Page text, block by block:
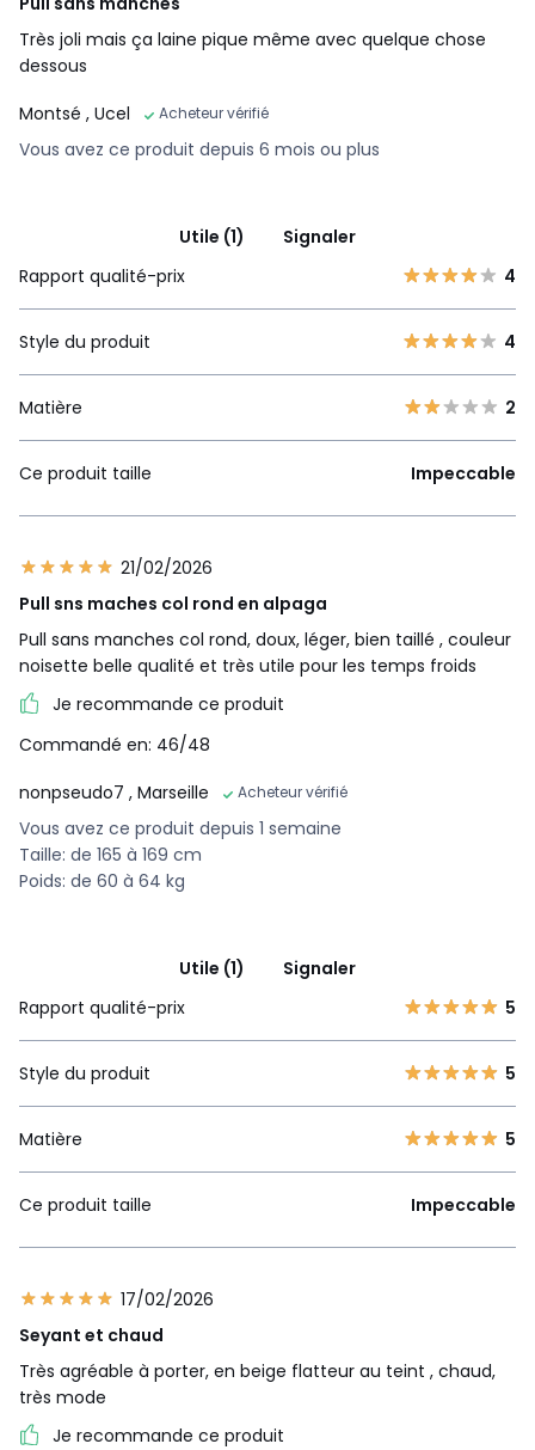
Très joli mais ça laine pique même avec quelque chose
dessous
Montsé , Ucel Acheteur vérifié
Vous avez ce produit depuis 6 mois ou plus
Utile (1)
Signaler
Rapport qualité-prix
4
Style du produit 4
Matière 2
Ce produit taille Impeccable
21/02/2026
Pull sns maches col rond en alpaga
Pull sans manches col rond, doux, léger, bien taillé , couleur
noisette belle qualité et très utile pour les temps froids
Je recommande ce produit
Commandé en: 46/48
nonpseudo7 , Marseille Acheteur vérifié
Vous avez ce produit depuis 1 semaine
Taille: de 165 à 169 cm
Poids: de 60 à 64 kg
Utile (1)
Signaler
Rapport qualité-prix
5
Style du produit 5
Matière 5
Ce produit taille Impeccable
17/02/2026
Seyant et chaud
Très agréable à porter, en beige flatteur au teint , chaud,
très mode
Je recommande ce produit